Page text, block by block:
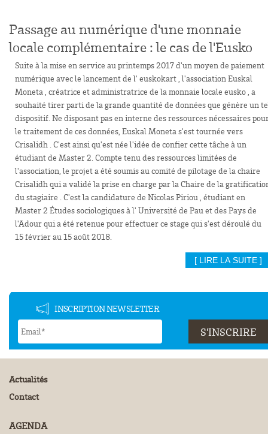
Passage au numérique d'une monnaie
locale complémentaire : le cas de l'Eusko
Suite à la mise en service au printemps 2017 d'un moyen de paiement
numérique avec le lancement de l' euskokart , l'association Euskal
Moneta , créatrice et administratrice de la monnaie locale eusko , a
souhaité tirer parti de la grande quantité de données que génère un
dispositif. Ne disposant pas en interne des ressources nécessaires
le traitement de ces données, Euskal Moneta s'est tournée vers
Crisalidh . C'est ainsi qu'est née l'idée de confier cette tâche à un
étudiant de Master 2. Compte tenu des ressources limitées de
l'association, le projet a été soumis au comité de pilotage de la chaire
Crisalidh qui a validé la prise en charge par la Chaire de la
du stagiaire . C'est la candidature de Nicolas Piriou , étudiant en
Master 2 Études sociologiques à l' Université de Pau et des Pays de
l'Adour qui a été retenue pour effectuer ce stage qui s'est déroulé du
15 février au 15 août 2018.
[ LIRE LA SUITE ]
INSCRIPTION NEWSLETTER
Actualités
Contact
AGENDA